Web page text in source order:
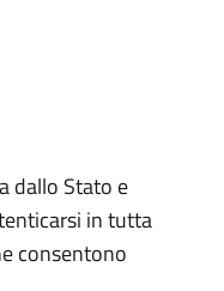
dallo Stato e
in tutta
consentono